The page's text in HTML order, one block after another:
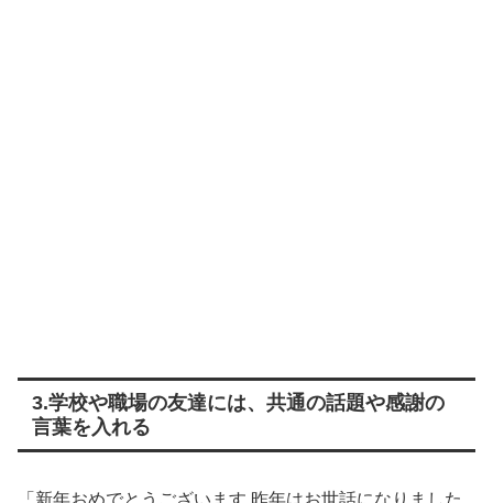
3.学校や職場の友達には、共通の話題や感謝の
言葉を入れる